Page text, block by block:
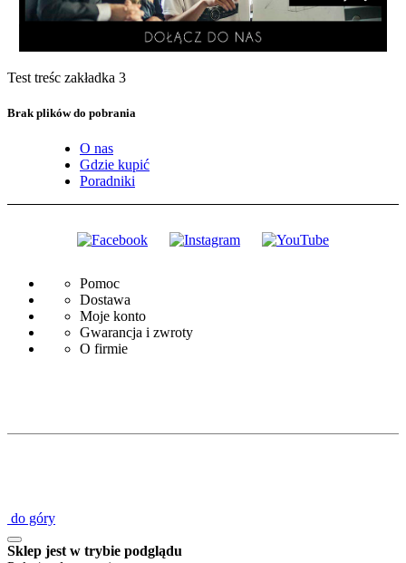
Test treśc zakładka 3
Brak plików do pobrania
O nas
Gdzie kupić
Poradniki
Pomoc
Dostawa
Moje konto
Gwarancja i zwroty
O firmie
do góry
Sklep jest w trybie podglądu